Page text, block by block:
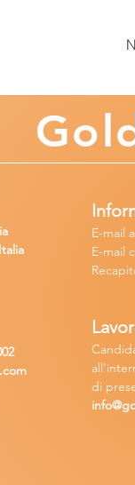
di
E-mail
E-mail